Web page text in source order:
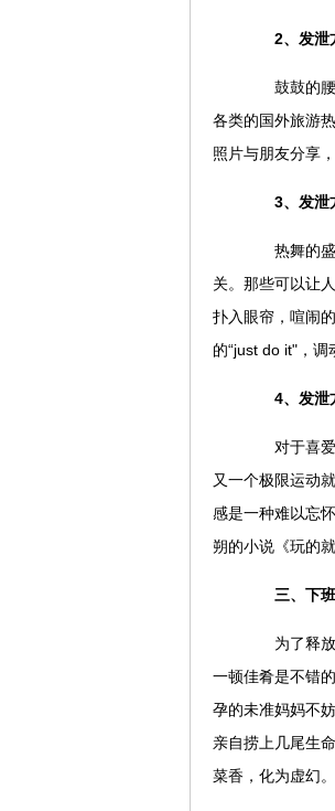
2、发泄
鼓鼓的腰
各类的国外旅游
照片与朋友分享
3、发泄
热舞的盛
关。那些可以让
扑入眼帘，喧闹
的“just do it"，调
4、发泄
对于喜爱
又一个极限运动
感是一种难以忘
朔的小说《玩的
三、下班
为了释放
一顿佳肴是不错
孕的未准妈妈不
亲自捞上几尾生
菜香，化为虚幻。